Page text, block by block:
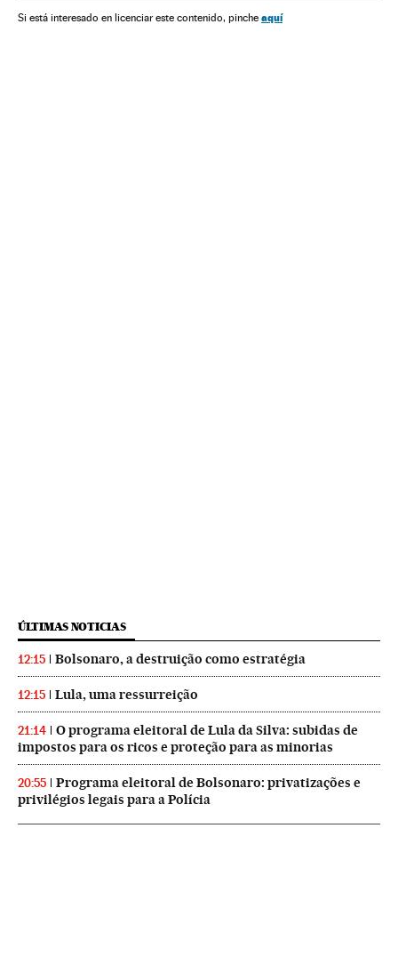
Si está interesado en licenciar este contenido, pinche aquí
ÚLTIMAS NOTICIAS
12:15 Bolsonaro, a destruição como estratégia
12:15 Lula, uma ressurreição
21:14
O programa eleitoral de Lula da Silva: subidas de
impostos para os ricos e proteção para as minorias
20:55
Programa eleitoral de Bolsonaro: privatizações e
privilégios legais para a Polícia